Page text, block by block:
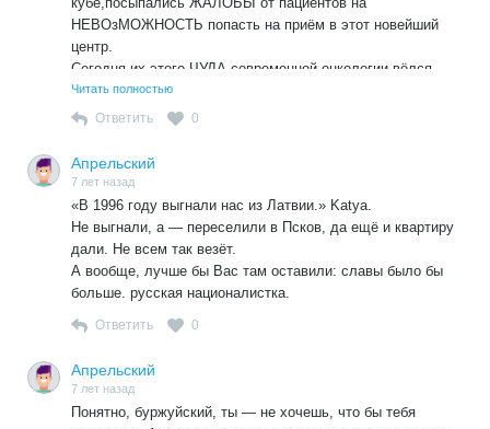
НЕВОзМОЖНОСТЬ попасть на приём в этот новейший
центр.
Сегодня их этого ЧУДА современной онкологии вёлся
репортаж
А.Верницкий прибыл!
спискам и по очереди,регистратура-пуста.
Читать полностью
Ответить 0
Апрельский
7 лет назад
«В 1996 году выгнали нас из Латвии.» Katya.
Не выгнали, а — переселили в Псков, да ещё и квартиру
дали. Не всем так везёт.
А вообще, лучше бы Вас там оставили: славы было бы
больше. русская националистка.
Ответить 0
Апрельский
7 лет назад
Понятно, буржуйский, ты — не хочешь, что бы тебя